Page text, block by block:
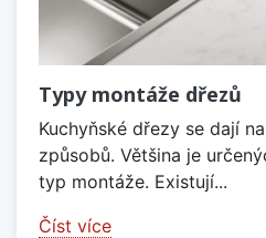
Typy montáže dřezů
Kuchyňské dřezy se dají
způsobů. Většina je
typ montáže. Existují...
Číst více